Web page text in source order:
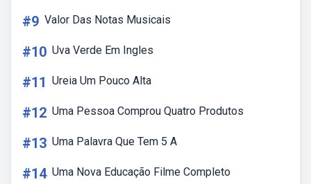
#9 Valor Das Notas Musicais
#10 Uva Verde Em Ingles
#11 Ureia Um Pouco Alta
#12 Uma Pessoa Comprou Quatro Produtos
#13 Uma Palavra Que Tem 5 A
#14 Uma Nova Educação Filme Completo